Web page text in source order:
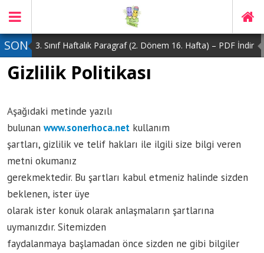
SON
DAKİKA
3. Sınıf Haftalık Paragraf (2. Dönem 16. Hafta) – PDF İndir
2. Sınıf Haftalık Paragraf (2. Dönem 16. Hafta) – PDF İndir
3. Sınıf Haftalık Paragraf (2. Dönem 15. Hafta) – PDF İndir
4. Sınıf Haftalık Paragraf (2. Dönem 16. Hafta) – PDF İndir
Gizlilik Politikası
Aşağıdaki metinde yazılı
bulunan www.sonerhoca.net kullanım
şartları, gizlilik ve telif hakları ile ilgili size bilgi veren
metni okumanız
gerekmektedir. Bu şartları kabul etmeniz halinde sizden
beklenen, ister üye
olarak ister konuk olarak anlaşmaların şartlarına
uymanızdır. Sitemizden
faydalanmaya başlamadan önce sizden ne gibi bilgiler